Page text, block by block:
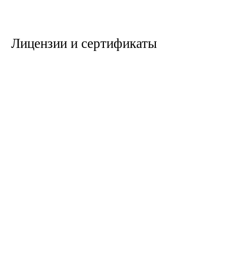
Лицензии и сертификаты